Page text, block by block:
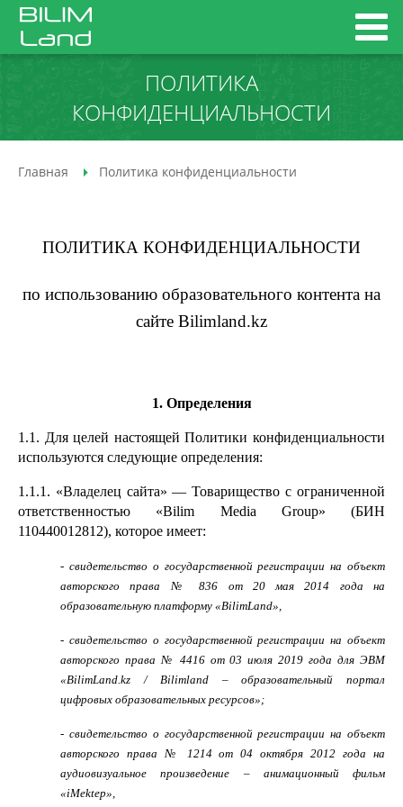
ПОЛИТИКА
КОНФИДЕНЦИАЛЬНОСТИ
Главная Политика конфиденциальности
ПОЛИТИКА КОНФИДЕНЦИАЛЬНОСТИ
по использованию образовательного контента на
сайте Bilimland.kz
1. Определения
1.1. Для целей настоящей Политики конфиденциальности
используются следующие определения:
1.1.1. «Владелец сайта» — Товарищество с ограниченной
ответственностью «Bilim Media Group» (БИН
110440012812), которое имеет:
- свидетельство о государственной регистрации на объект
авторского права № 836 от 20 мая 2014 года на
образовательную платформу «BilimLand»,
- свидетельство о государственной регистрации на объект
авторского права № 4416 от 03 июля 2019 года для ЭВМ
«BilimLand.kz / Bilimland – образовательный портал
цифровых образовательных ресурсов»;
- свидетельство о государственной регистрации на объект
авторского права № 1214 от 04 октября 2012 года на
аудиовизуальное произведение – анимационный фильм
«iMektep»,